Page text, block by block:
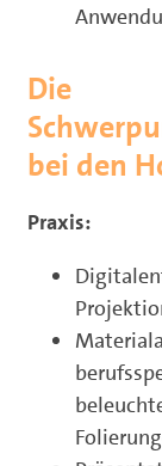
Die
bei den
Praxis: